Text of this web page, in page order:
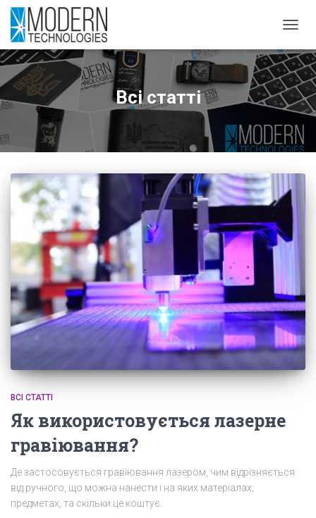
Всі статті
ВСІ СТАТТІ
Як використовується лазерне
гравіювання?
Де застосовується гравіювання лазером, чим відрізняється
від ручного, що можна нанести і на яких матеріалах,
предметах, та скільки це коштує.